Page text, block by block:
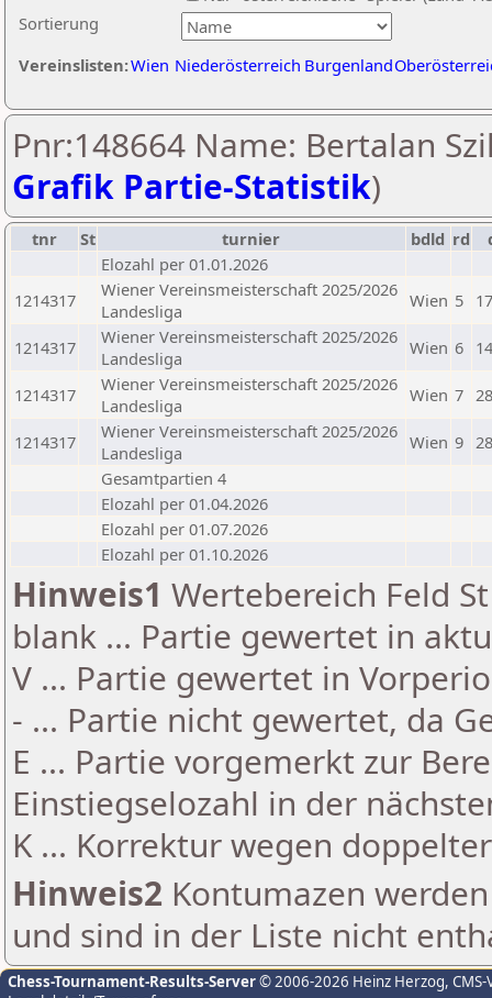
Sortierung
Vereinslisten:Wien Niederösterreich Burgenland
Pnr:148664 Name: Bertalan
Grafik Partie-Statistik)
tnr St turnier bdld rd
Elozahl per 01.01.2026
1214317
Wiener Vereinsmeisterschaft 2025/2026
Landesliga
Wien 5
1214317
Wiener Vereinsmeisterschaft 2025/2026
Landesliga
Wien 6
1214317
Wiener Vereinsmeisterschaft 2025/2026
Landesliga
Wien 7
1214317
Wiener Vereinsmeisterschaft 2025/2026
Landesliga
Wien 9
Gesamtpartien 4
Elozahl per 01.04.2026
Elozahl per 01.07.2026
Elozahl per 01.10.2026
Hinweis1 Wertebereich Feld
blank ... Partie gewertet in
V ... Partie gewertet in
- ... Partie nicht gewertet, da
E ... Partie vorgemerkt zur
Einstiegselozahl in der
K ... Korrektur wegen
Hinweis2 Kontumazen
und sind in der Liste nicht
Chess-Tournament-Results-Server© 2006-2026 Heinz Herzog,